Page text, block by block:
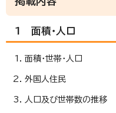
1 面積・人ロ
面積・世帯・人口
外国人住民
人口及び世帯数の推移